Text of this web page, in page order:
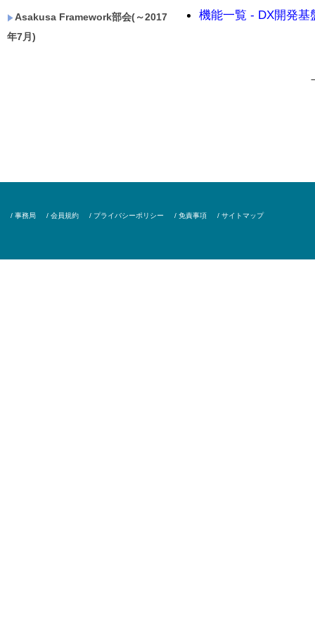
Asakusa Framework部会(～2017
年7月)
機能一覧 - DX開発
/ 事務局 / 会員規約 / プライバシーポリシー / 免責事項 / サイトマップ